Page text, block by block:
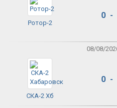
Ротор-2
0 -
08/08/
СКА-2 Хб
0 -